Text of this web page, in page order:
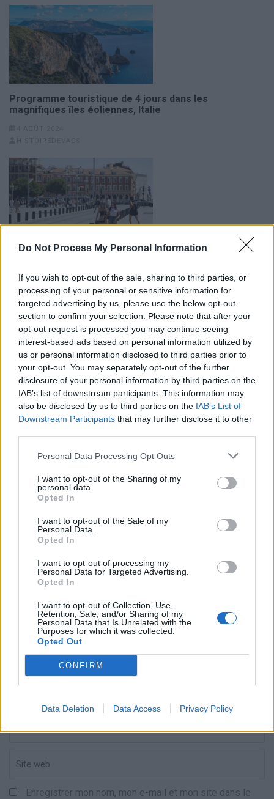
Do Not Process My Personal Information
If you wish to opt-out of the sale, sharing to third parties, or
processing of your personal or sensitive information for
targeted advertising by us, please use the below opt-out
section to confirm your selection. Please note that after your
opt-out request is processed you may continue seeing
interest-based ads based on personal information utilized by
us or personal information disclosed to third parties prior to
your opt-out. You may separately opt-out of the further
disclosure of your personal information by third parties on the
IAB’s list of downstream participants. This information may
also be disclosed by us to third parties on the IAB’s List of
Downstream Participants that may further disclose it to other
Personal Data Processing Opt Outs
I want to opt-out of the Sharing of my
personal data.
Opted In
I want to opt-out of the Sale of my
Personal Data.
Opted In
I want to opt-out of processing my
Personal Data for Targeted Advertising.
Opted In
I want to opt-out of Collection, Use,
Retention, Sale, and/or Sharing of my
Personal Data that Is Unrelated with the
Purposes for which it was collected.
Opted Out
CONFIRM
Data Deletion Data Access Privacy Policy
Programme touristique de 4 jours dans les
magnifiques îles éoliennes, Italie
C’est la ville de France la plus chère pour les couples :
12 SEP 2025
HISTOIREDEVACS
Navigation
de
l’article
Découvrez les régions
françaises qui dominent le
patrimoine mondial de
l’UNESCO
Record historique pour les
TGV en 2025 : 168 millions de
voyageurs
LAISSER UN COMMENTAIRE
obligatoires sont indiqués avec *
Translation
Enregistrer mon nom, mon e-mail et mon site dans le